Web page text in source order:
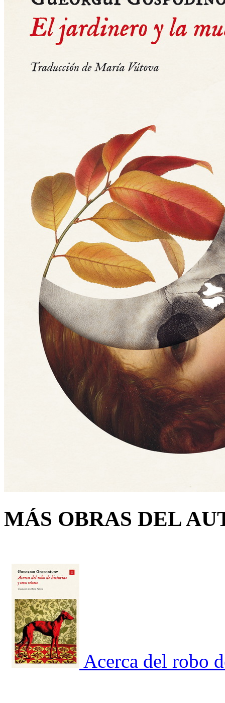
MÁS OBRAS DEL
Acerca del robo